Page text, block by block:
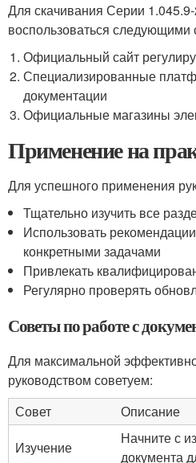
Для скачивания Серии
воспользоваться следующими
Официальный сайт
Специализированные
документации
Официальные магазины
Применение на
Для успешного применения
Тщательно изучить все
Использовать
конкретными задачами
Привлекать
Регулярно проверять
Советы по работе с
Для максимальной
руководством советуем:
Совет
Описание
Изучение
Начните с
документа